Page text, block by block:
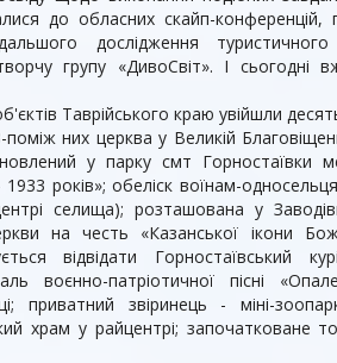
до об­ласних скайп-конференцій,
дослідження туристич­ного
групу «ДивоСвіт». І сьогодні
Таврійського краю увійшли
них церква у Великій
у парку смт Горностаївки
років»; обеліск воїнам-
селища); розташована у
на честь «Казанської ікони
відвідати Горностаївський
воєнно-патріотичної пісні
звіринець - міні-
храм у райцентрі; започатковане